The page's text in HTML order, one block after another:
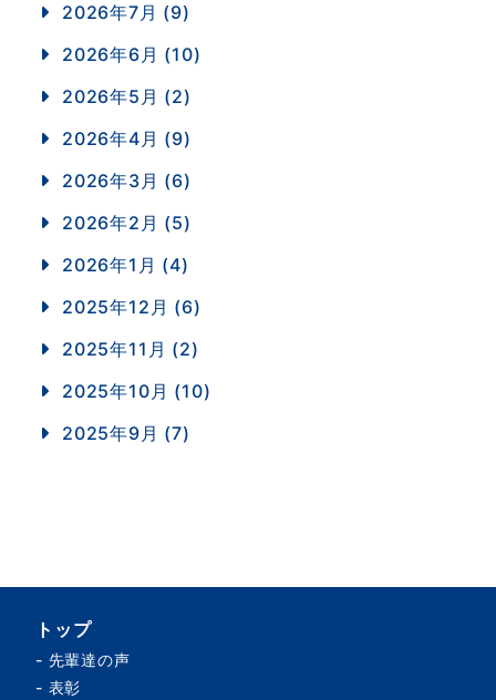
2026年7月 (9)
2026年6月 (10)
2026年5月 (2)
2026年4月 (9)
2026年3月 (6)
2026年2月 (5)
2026年1月 (4)
2025年12月 (6)
2025年11月 (2)
2025年10月 (10)
2025年9月 (7)
トップ
- 先輩達の声
- 表彰